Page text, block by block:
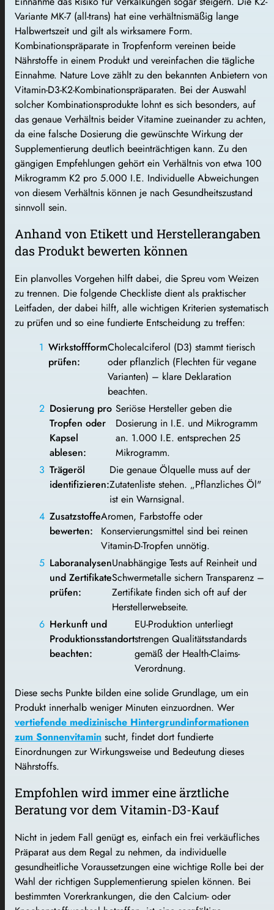
Variante MK-7 (all-trans) hat eine verhältnismäßig lange
Halbwertszeit und gilt als wirksamere Form.
Kombinationspräparate in Tropfenform vereinen beide
Nährstoffe in einem Produkt und vereinfachen die tägliche
Einnahme. Nature Love zählt zu den bekannten Anbietern von
Vitamin-D3-K2-Kombinationspräparaten. Bei der Auswahl
solcher Kombinationsprodukte lohnt es sich besonders, auf
das genaue Verhältnis beider Vitamine zueinander zu achten,
da eine falsche Dosierung die gewünschte Wirkung der
Supplementierung deutlich beeinträchtigen kann. Zu den
gängigen Empfehlungen gehört ein Verhältnis von etwa 100
Mikrogramm K2 pro 5.000 I.E. Individuelle Abweichungen
von diesem Verhältnis können je nach Gesundheitszustand
sinnvoll sein.
Anhand von Etikett und Herstellerangaben
das Produkt bewerten können
Ein planvolles Vorgehen hilft dabei, die Spreu vom Weizen
zu trennen. Die folgende Checkliste dient als praktischer
Leitfaden, der dabei hilft, alle wichtigen Kriterien systematisch
zu prüfen und so eine fundierte Entscheidung zu treffen:
Wirkstoffform
prüfen:
Cholecalciferol (D3) stammt tierisch
oder pflanzlich (Flechten für vegane
Varianten) – klare Deklaration
beachten.
Dosierung pro
Tropfen oder
Kapsel
ablesen:
Seriöse Hersteller geben die
Dosierung in I.E. und Mikrogramm
an. 1.000 I.E. entsprechen 25
Mikrogramm.
Trägeröl
identifizieren:
Die genaue Ölquelle muss auf der
Zutatenliste stehen. „Pflanzliches Öl"
ist ein Warnsignal.
Zusatzstoffe
bewerten:
Aromen, Farbstoffe oder
Konservierungsmittel sind bei reinen
Vitamin-D-Tropfen unnötig.
Laboranalysen
und Zertifikate
prüfen:
Unabhängige Tests auf Reinheit und
Schwermetalle sichern Transparenz –
Zertifikate finden sich oft auf der
Herstellerwebseite.
Herkunft und
Produktionsstandort
beachten:
EU-Produktion unterliegt
strengen Qualitätsstandards
gemäß der Health-Claims-
Verordnung.
Diese sechs Punkte bilden eine solide Grundlage, um ein
Produkt innerhalb weniger Minuten einzuordnen. Wer
vertiefende medizinische Hintergrundinformationen
zum Sonnenvitamin sucht, findet dort fundierte
Einordnungen zur Wirkungsweise und Bedeutung dieses
Nährstoffs.
Empfohlen wird immer eine ärztliche
Beratung vor dem Vitamin-D3-Kauf
Nicht in jedem Fall genügt es, einfach ein frei verkäufliches
Präparat aus dem Regal zu nehmen, da individuelle
gesundheitliche Voraussetzungen eine wichtige Rolle bei der
Wahl der richtigen Supplementierung spielen können. Bei
bestimmten Vorerkrankungen, die den Calcium- oder